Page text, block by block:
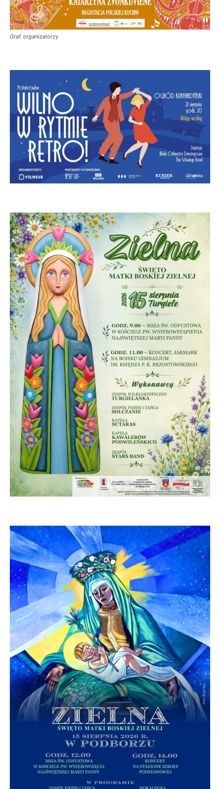
Graf. organizatorzy